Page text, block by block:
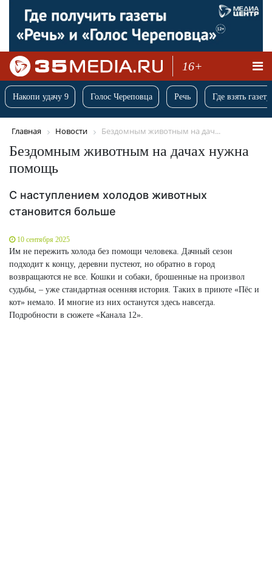
16+
Накопи удачу 9 Голос Череповца Речь Где взять
Главная Новости Бездомным животным на дач...
Бездомным животным на дачах нужна
помощь
С наступлением холодов животных
становится больше
10 сентября 2025
Им не пережить холода без помощи человека. Дачный сезон
подходит к концу, деревни пустеют, но обратно в город
возвращаются не все. Кошки и собаки, брошенные на произвол
судьбы, – уже стандартная осенняя история. Таких в приюте «Пёс и
кот» немало. И многие из них останутся здесь навсегда.
Подробности в сюжете «Канала 12».